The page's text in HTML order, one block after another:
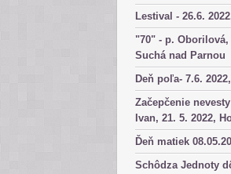
Lestival - 26.6.
"70" - p. Oborilová,
Suchá nad Parnou
Deň poľa- 7.6.
Začepčenie
Ivan, 21. 5. 2022,
Ďeň matiek
Schôdza Jednoty